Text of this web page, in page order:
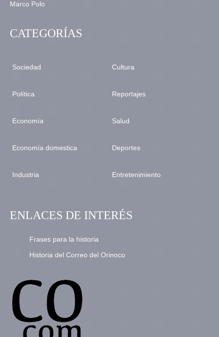
CATEGORÍAS
Sociedad
Política
Economía
Economía domestica
Industria
Cultura
Reportajes
Salud
Deportes
Entretenimiento
ENLACES DE INTERÉS
Frases para la historia
Historia del Correo del Orinoco